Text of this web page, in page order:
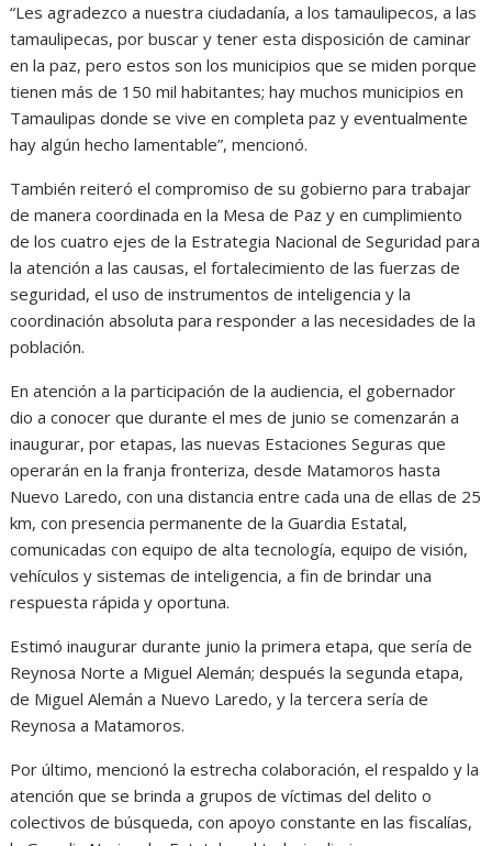
“Les agradezco a nuestra ciudadanía, a los tamaulipecos, a las
tamaulipecas, por buscar y tener esta disposición de caminar
en la paz, pero estos son los municipios que se miden porque
tienen más de 150 mil habitantes; hay muchos municipios en
Tamaulipas donde se vive en completa paz y eventualmente
hay algún hecho lamentable”, mencionó.
También reiteró el compromiso de su gobierno para trabajar
de manera coordinada en la Mesa de Paz y en cumplimiento
de los cuatro ejes de la Estrategia Nacional de Seguridad para
la atención a las causas, el fortalecimiento de las fuerzas de
seguridad, el uso de instrumentos de inteligencia y la
coordinación absoluta para responder a las necesidades de la
población.
En atención a la participación de la audiencia, el gobernador
dio a conocer que durante el mes de junio se comenzarán a
inaugurar, por etapas, las nuevas Estaciones Seguras que
operarán en la franja fronteriza, desde Matamoros hasta
Nuevo Laredo, con una distancia entre cada una de ellas de 25
km, con presencia permanente de la Guardia Estatal,
comunicadas con equipo de alta tecnología, equipo de visión,
vehículos y sistemas de inteligencia, a fin de brindar una
respuesta rápida y oportuna.
Estimó inaugurar durante junio la primera etapa, que sería de
Reynosa Norte a Miguel Alemán; después la segunda etapa,
de Miguel Alemán a Nuevo Laredo, y la tercera sería de
Reynosa a Matamoros.
Por último, mencionó la estrecha colaboración, el respaldo y la
atención que se brinda a grupos de víctimas del delito o
colectivos de búsqueda, con apoyo constante en las fiscalías,